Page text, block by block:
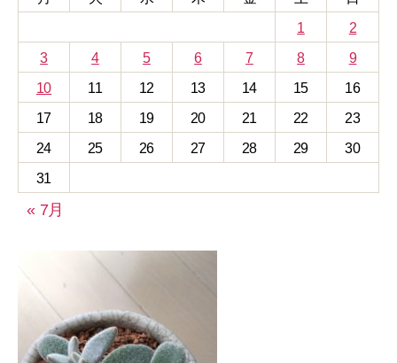
1
2
3
4 5 6 7 8
9
10
11 12 13 14 15
16
17
18 19 20 21 22
23
24
25 26 27 28 29
30
31
« 7月